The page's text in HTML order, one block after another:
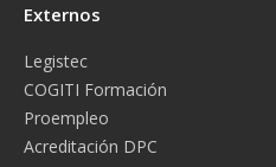
Externos
Legistec
COGITI Formación
Proempleo
Acreditación DPC